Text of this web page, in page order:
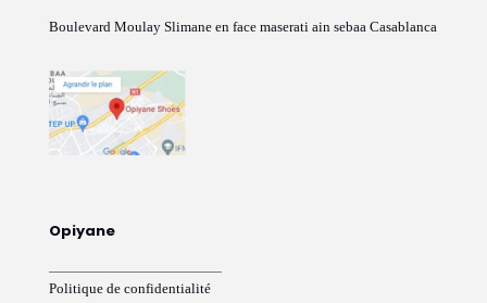
Boulevard Moulay Slimane en face maserati ain sebaa Casablanca
Opiyane
Politique de confidentialité